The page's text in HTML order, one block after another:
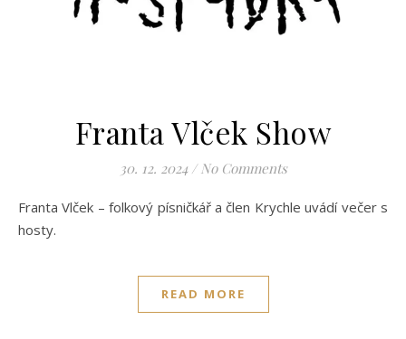
Franta Vlček Show
30. 12. 2024 / No Comments
Franta Vlček – folkový písničkář a člen Krychle uvádí večer s
hosty.
READ MORE